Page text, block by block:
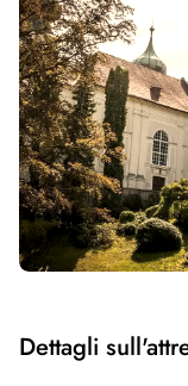
Dettagli